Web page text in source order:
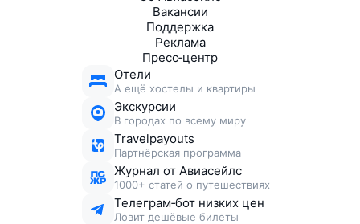
Вакансии
Поддержка
Реклама
Пресс‑центр
Отели
А ещё хостелы и квартиры
Экскурсии
В городах по всему миру
Travelpayouts
Партнёрская программа
Журнал от Авиасейлс
1000+ статей о путешествиях
Телеграм‑бот низких цен
Ловит дешёвые билеты